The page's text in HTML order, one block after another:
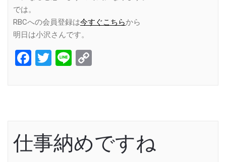
では。
RBCへの会員登録は今すぐこちらから
明日は小沢さんです。
Facebook
Twitter
Line
仕事納めですね